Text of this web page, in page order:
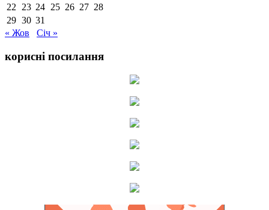
22
23 24 25 26 27 28
29 30 31
« Жов
Січ »
корисні посилання